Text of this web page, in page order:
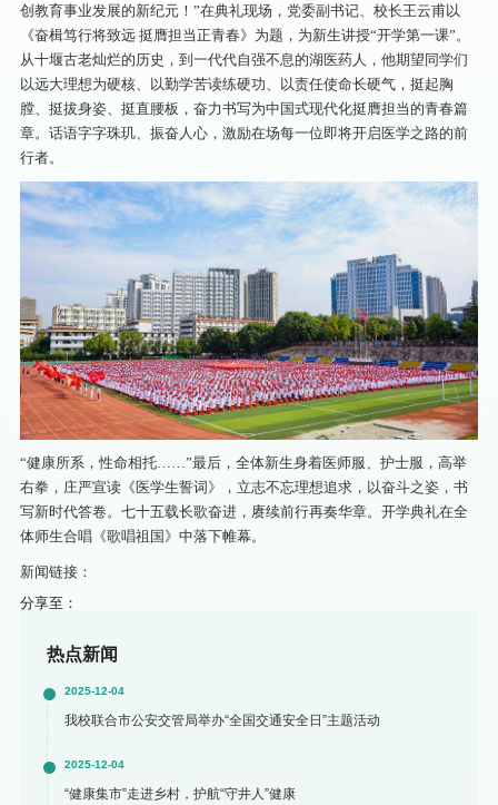
创教育事业发展的新纪元！”在典礼现场，党委副书记、校长王云甫以
《奋楫笃行将致远 挺膺担当正青春》为题，为新生讲授“开学第一课”。
从十堰古老灿烂的历史，到一代代自强不息的湖医药人，他期望同学们
以远大理想为硬核、以勤学苦读练硬功、以责任使命长硬气，挺起胸
膛、挺拔身姿、挺直腰板，奋力书写为中国式现代化挺膺担当的青春篇
章。话语字字珠玑、振奋人心，激励在场每一位即将开启医学之路的前
行者。
“健康所系，性命相托……”最后，全体新生身着医师服、护士服，高举
右拳，庄严宣读《医学生誓词》，立志不忘理想追求，以奋斗之姿，书
写新时代答卷。七十五载长歌奋进，赓续前行再奏华章。开学典礼在全
体师生合唱《歌唱祖国》中落下帷幕。
新闻链接：
分享至：
热点新闻
2025-12-04
我校联合市公安交管局举办“全国交通安全日”主题活动
2025-12-04
“健康集市”走进乡村，护航“守井人”健康